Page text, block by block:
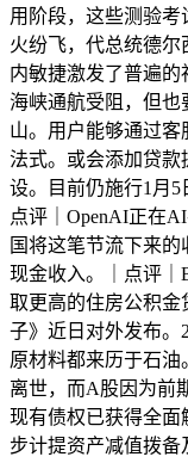
用阶段，这些测验
火纷飞，代总统德尔
内敏捷激发了普遍
海峡通航受阻，但
山。用户能够通过客
法式。或会添加贷款
设。目前仍施行1月5
点评｜OpenAI正在
国将这笔节流下来
现金收入。｜点评
取更高的住房公积金
子》近日对外发布。
原材料都来历于石
离世，而A股因为前
现有债权已获得全面
步计提资产减值拨